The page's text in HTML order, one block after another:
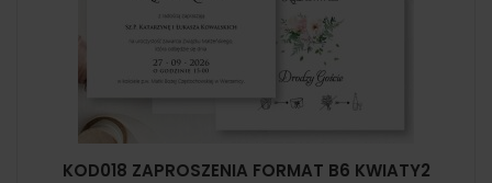
KOD018 ZAPROSZENIA FORMAT B6 KWIATY2